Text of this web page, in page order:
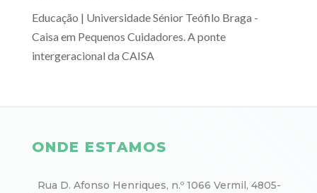
Educação | Universidade Sénior Teófilo Braga -
Caisa em Pequenos Cuidadores. A ponte
intergeracional da CAISA
ONDE ESTAMOS
Rua D. Afonso Henriques, n.º 1066 Vermil, 4805-